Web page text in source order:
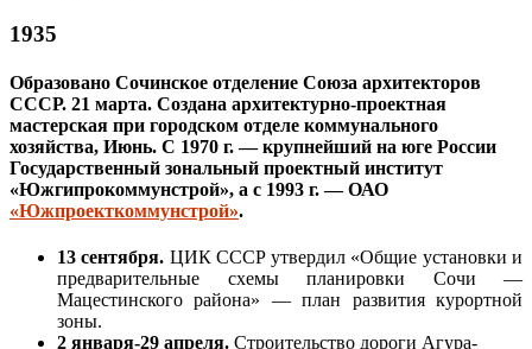
1935
Образовано Сочинское отделение Союза архитекторов
СССР. 21 марта. Создана архитектурно-проектная
мастерская при городском отделе коммунального
хозяйства, Июнь. С 1970 г. — крупнейший на юге России
Государственный зональный проектный институт
«Южгипрокоммунстрой», а с 1993 г. — ОАО
«Южпроекткоммунстрой».
13 сентября. ЦИК СССР утвердил «Общие установки и
предварительные схемы планировки Сочи —
Мацестинского района» — план развития курортной
зоны.
2 января-29 апреля. Строительство дороги Агура-